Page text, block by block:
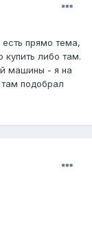
прямо тема,
либо там.
машины - я на
подобрал